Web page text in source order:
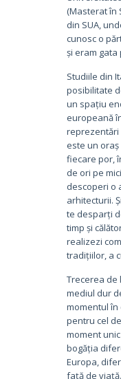
(Masterat în
din SUA,
cunosc o
și eram
Studiile din
posibilitate
un spațiu
europeană
reprezentări
este un
fiecare por,
de ori pe
descoperi o
arhitecturii.
te desparți
timp și
realizezi
tradițiilor, a
Trecerea de
mediul dur
momentul în
pentru cel
moment
bogăția
Europa,
față de